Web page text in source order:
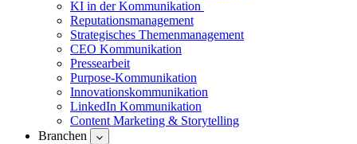
KI in der Kommunikation
Reputationsmanagement
Strategisches Themenmanagement
CEO Kommunikation
Pressearbeit
Purpose-Kommunikation
Innovationskommunikation
LinkedIn Kommunikation
Content Marketing & Storytelling
Branchen